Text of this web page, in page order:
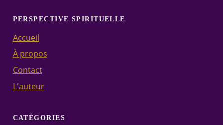
PERSPECTIVE SPIRITUELLE
Accueil
À propos
Contact
L'auteur
CATÉGORIES